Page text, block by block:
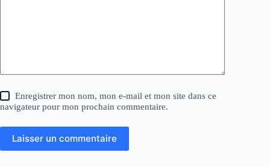
Enregistrer mon nom, mon e-mail et mon site dans ce
navigateur pour mon prochain commentaire.
Laisser un commentaire